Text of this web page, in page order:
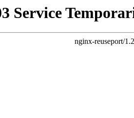
Service
nginx-reuseport/